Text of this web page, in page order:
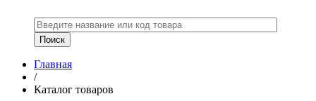
Главная
/
Каталог товаров